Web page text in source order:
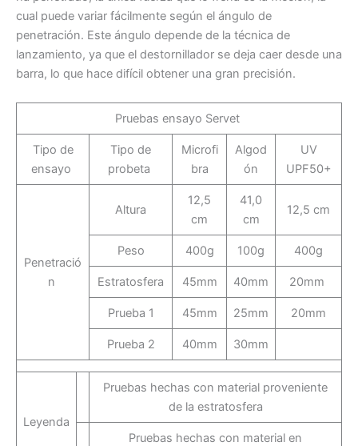
cual puede variar fácilmente según el ángulo de
penetración. Este ángulo depende de la técnica de
lanzamiento, ya que el destornillador se deja caer desde una
barra, lo que hace difícil obtener una gran precisión.
Pruebas ensayo Servet
Tipo de
ensayo
Tipo de
probeta
Microfi
bra
Algod
ón
UV
UPF50+
Penetració
n
Altura
12,5
cm
41,0
cm
12,5 cm
Peso 400g 100g 400g
Estratosfera 45mm 40mm 20mm
Prueba 1 45mm 25mm 20mm
Prueba 2 40mm 30mm
Leyenda
Pruebas hechas con material proveniente
de la estratosfera
Pruebas hechas con material en